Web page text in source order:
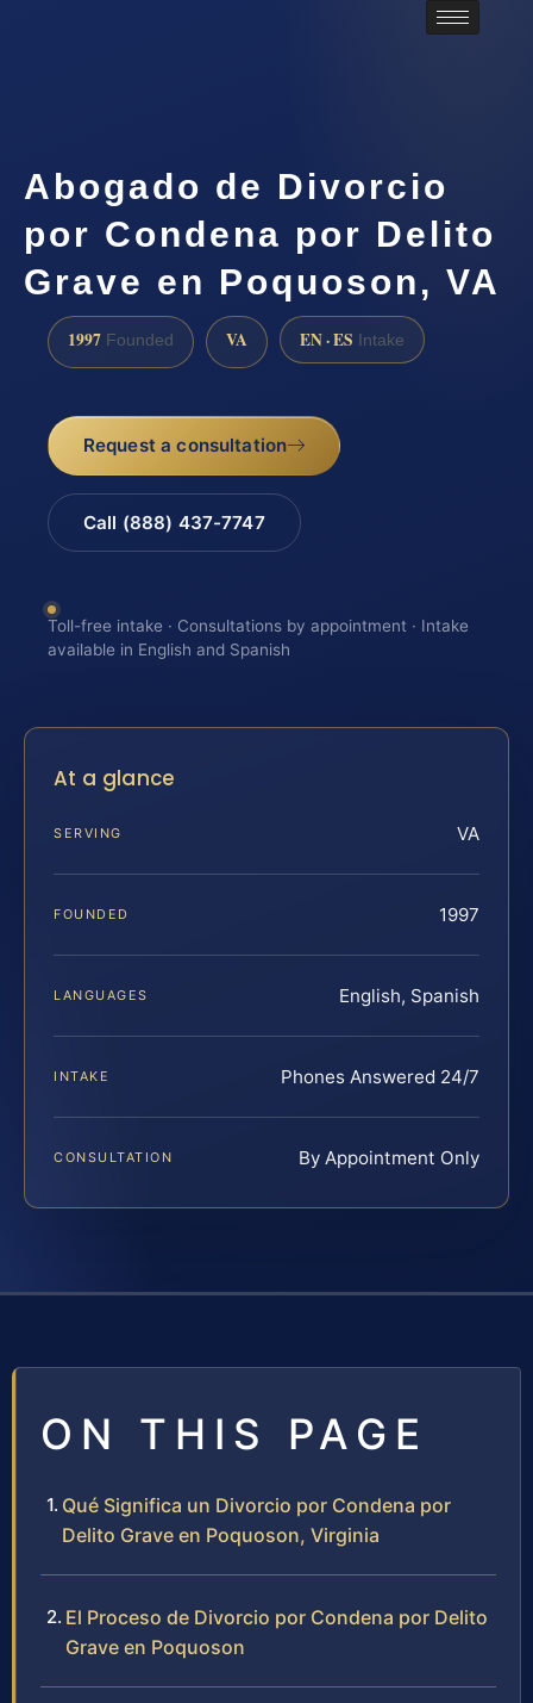
Abogado de Divorcio
por Condena por Delito
Grave en Poquoson, VA
1997 Founded VA EN · ES Intake
Request a consultation
Call (888) 437-7747
Toll-free intake · Consultations by appointment · Intake
available in English and Spanish
At a glance
SERVING VA
FOUNDED 1997
LANGUAGES English, Spanish
INTAKE Phones Answered 24/7
CONSULTATION By Appointment Only
ON THIS PAGE
Qué Significa un Divorcio por Condena por
Delito Grave en Poquoson, Virginia
El Proceso de Divorcio por Condena por Delito
Grave en Poquoson